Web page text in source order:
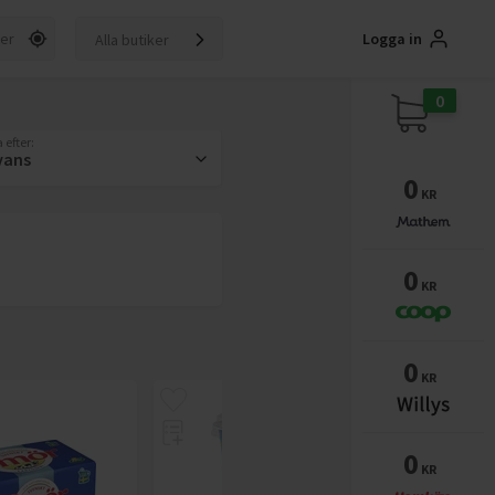
Alla butiker Logga in
efter:
0
0 KR
0 KR
0 KR
0 KR